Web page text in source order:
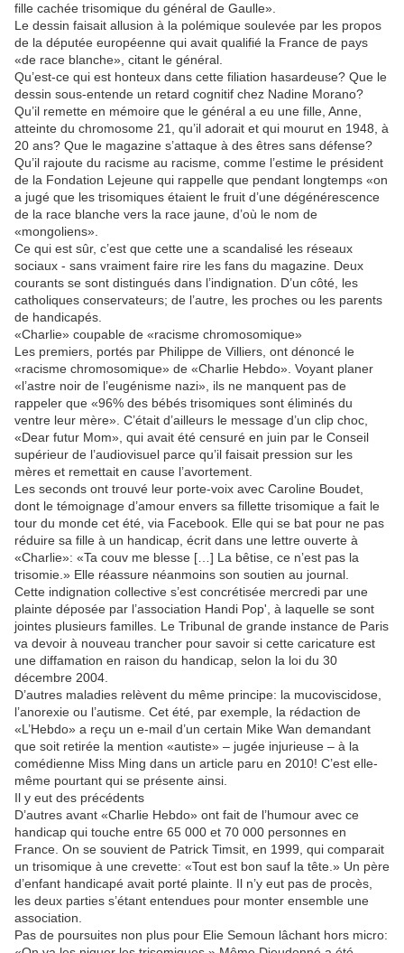
fille cachée trisomique du général de Gaulle».
Le dessin faisait allusion à la polémique soulevée par les propos
de la députée européenne qui avait qualifié la France de pays
«de race blanche», citant le général.
Qu’est-ce qui est honteux dans cette filiation hasardeuse? Que le
dessin sous-entende un retard cognitif chez Nadine Morano?
Qu’il remette en mémoire que le général a eu une fille, Anne,
atteinte du chromosome 21, qu’il adorait et qui mourut en 1948, à
20 ans? Que le magazine s’attaque à des êtres sans défense?
Qu’il rajoute du racisme au racisme, comme l’estime le président
de la Fondation Lejeune qui rappelle que pendant longtemps «on
a jugé que les trisomiques étaient le fruit d’une dégénérescence
de la race blanche vers la race jaune, d’où le nom de
«mongoliens».
Ce qui est sûr, c’est que cette une a scandalisé les réseaux
sociaux - sans vraiment faire rire les fans du magazine. Deux
courants se sont distingués dans l’indignation. D’un côté, les
catholiques conservateurs; de l’autre, les proches ou les parents
de handicapés.
«Charlie» coupable de «racisme chromosomique»
Les premiers, portés par Philippe de Villiers, ont dénoncé le
«racisme chromosomique» de «Charlie Hebdo». Voyant planer
«l’astre noir de l’eugénisme nazi», ils ne manquent pas de
rappeler que «96% des bébés trisomiques sont éliminés du
ventre leur mère». C’était d’ailleurs le message d’un clip choc,
«Dear futur Mom», qui avait été censuré en juin par le Conseil
supérieur de l’audiovisuel parce qu’il faisait pression sur les
mères et remettait en cause l’avortement.
Les seconds ont trouvé leur porte-voix avec Caroline Boudet,
dont le témoignage d’amour envers sa fillette trisomique a fait le
tour du monde cet été, via Facebook. Elle qui se bat pour ne pas
réduire sa fille à un handicap, écrit dans une lettre ouverte à
«Charlie»: «Ta couv me blesse […] La bêtise, ce n’est pas la
trisomie.» Elle réassure néanmoins son soutien au journal.
Cette indignation collective s’est concrétisée mercredi par une
plainte déposée par l’association Handi Pop', à laquelle se sont
jointes plusieurs familles. Le Tribunal de grande instance de Paris
va devoir à nouveau trancher pour savoir si cette caricature est
une diffamation en raison du handicap, selon la loi du 30
décembre 2004.
D’autres maladies relèvent du même principe: la mucoviscidose,
l’anorexie ou l’autisme. Cet été, par exemple, la rédaction de
«L’Hebdo» a reçu un e-mail d’un certain Mike Wan demandant
que soit retirée la mention «autiste» – jugée injurieuse – à la
comédienne Miss Ming dans un article paru en 2010! C’est elle-
même pourtant qui se présente ainsi.
Il y eut des précédents
D’autres avant «Charlie Hebdo» ont fait de l’humour avec ce
handicap qui touche entre 65 000 et 70 000 personnes en
France. On se souvient de Patrick Timsit, en 1999, qui comparait
un trisomique à une crevette: «Tout est bon sauf la tête.» Un père
d’enfant handicapé avait porté plainte. Il n’y eut pas de procès,
les deux parties s’étant entendues pour monter ensemble une
association.
Pas de poursuites non plus pour Elie Semoun lâchant hors micro: